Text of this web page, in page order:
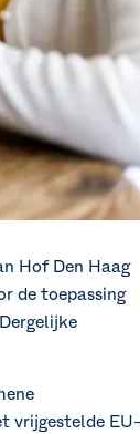
Hof Den Haag
de toepassing
vrijgestelde EU-